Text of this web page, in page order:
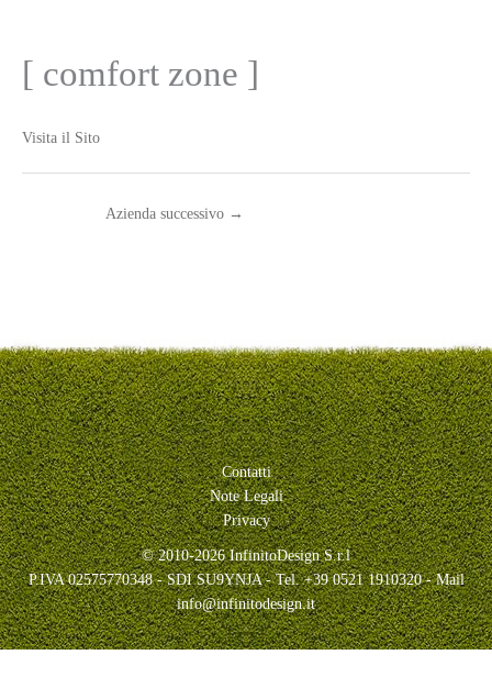
[ comfort zone ]
Visita il Sito
Azienda successivo →
Contatti
Note Legali
Privacy
© 2010-2026 InfinitoDesign S.r.l
P.IVA 02575770348 - SDI SU9YNJA - Tel. +39 0521 1910320 - Mail
info@infinitodesign.it